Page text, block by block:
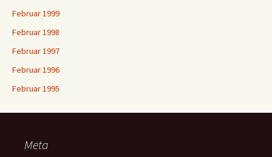
Februar 1999
Februar 1998
Februar 1997
Februar 1996
Februar 1995
Meta